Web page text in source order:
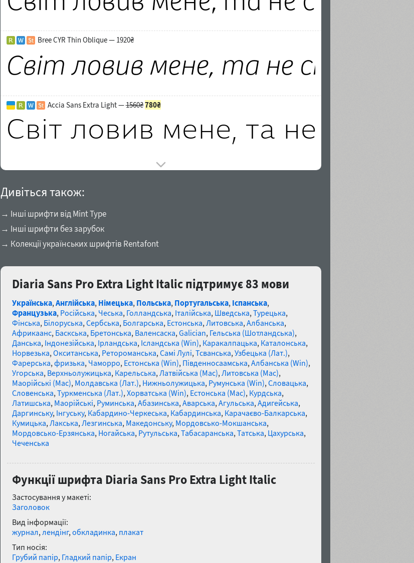
Bree CYR Thin Oblique — 1920₴
Accia Sans Extra Light —1560₴780₴
Дивіться також:
→ Інші шрифти від Mint Type
→ Інші шрифти без зарубок
→ Колекції українських шрифтів Rentafont
Diaria Sans Pro Extra Light Italic підтримує 83 мови
Українська,Англійська, Німецька, Польська, Португальська, Іспанська,
Французька, Російська, Чеська, Голландська, Італійська, Шведська,Турецька,
Фінська, Білоруська,Сербська, Болгарська, Естонська,Литовська,Албанська,
Африкаанс, Баскська, Бретонська, Валенсаска,Galician, Гельська (Шотландська),
Данська, Індонезійська, Ірландська, Ісландська (Win), Каракалпацька, Каталонська,
Норвезька,Окситанська, Ретороманська,Самі Лулі,Тсванська,Узбецька (Лат.),
Фарерська,фризька, Чаморро, Естонська (Win), Південносаамська,Албанська (Win),
Угорська, Верхньолужицька, Карельська,Латвійська (Mac),Литовська (Mac),
Маорійські (Mac), Молдавська (Лат.), Нижньолужицька, Румунська (Win),Словацька,
Словенська,Туркменська (Лат.),Хорватська (Win), Естонська (Mac), Курдська,
Латишська, Маорійські, Руминська,Абазинська,Аварська,Агульська,Адигейська,
Даргинську, Інгуську, Кабардино-Черкеська, Кабардинська, Карачаєво-Балкарська,
Кумицька,Лакська,Лезгинська, Македонську, Мордовсько-Мокшанська,
Мордовсько-Ерзянська, Ногайська, Рутульська,Табасаранська,Татська, Цахурська,
Чеченська
Функції шрифта Diaria Sans Pro Extra Light Italic
Застосування у макеті:
Заголовок
Вид інформації:
журнал,лендінг,обкладинка, плакат
Тип носія:
Грубий папір, Гладкий папір, Екран